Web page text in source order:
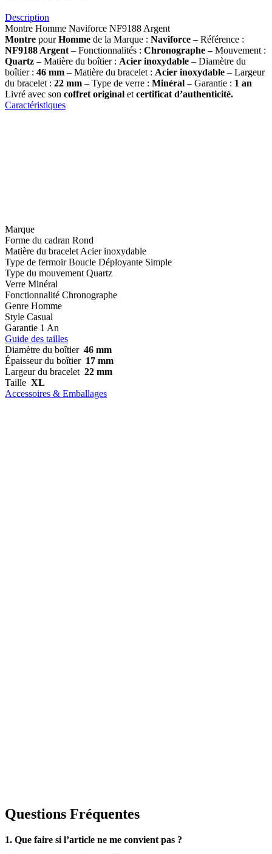
Description
Montre Homme Naviforce NF9188 Argent
Montre pourHomme de la Marque : Naviforce – Référence :
NF9188 Argent – Fonctionnalités : Chronographe – Mouvement :
Quartz – Matière du boîtier : Acier inoxydable – Diamètre du
boîtier : 46 mm – Matière du bracelet : Acier inoxydable – Largeur
du bracelet : 22 mm – Type de verre : Minéral – Garantie : 1 an
Livré avec son coffret original et certificat d’authenticité.
Caractéristiques
Marque
Forme du cadran Rond
Matière du bracelet Acier inoxydable
Type de fermoir Boucle Déployante Simple
Type du mouvement Quartz
Verre Minéral
Fonctionnalité Chronographe
Genre Homme
Style Casual
Garantie 1 An
Guide des tailles
Diamètre du boîtier 46 mm
Épaisseur du boîtier 17 mm
Largeur du bracelet 22 mm
Taille XL
Accessoires & Emballages
Questions Fréquentes
1. Que faire si l’article ne me convient pas ?